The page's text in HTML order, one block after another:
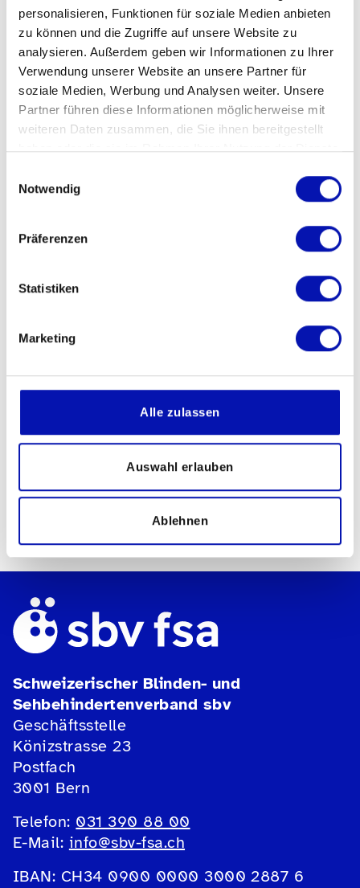
personalisieren, Funktionen für soziale Medien anbieten
zu können und die Zugriffe auf unsere Website zu
analysieren. Außerdem geben wir Informationen zu Ihrer
Verwendung unserer Website an unsere Partner für
soziale Medien, Werbung und Analysen weiter. Unsere
Partner führen diese Informationen möglicherweise mit
weiteren Daten zusammen, die Sie ihnen bereitgestellt
haben oder die sie im Rahmen Ihrer Nutzung der Dienste
Notwendig
Präferenzen
Statistiken
Marketing
Alle zulassen
Auswahl erlauben
Ablehnen
Aufstieg: 340 m / Abstieg 300 m
Wanderzeit: 4h 25 min.
Technik leicht, (Wanderweg).
Kondition mittel.
Leitung: Toni Niffenegger
Informationen
06.09.2025
Anmeldefrist
Veranstalter
Sektion Bern des SBV
Kontakt für Rückfragen
Toni Niffenegger
078 748 91 75
Schweizerischer Blinden- und
Sehbehindertenverband sbv
Geschäftsstelle
Könizstrasse 23
Postfach
3001 Bern
Telefon: 031 390 88 00
E-Mail: info@sbv-fsa.ch
IBAN: CH34 0900 0000 3000 2887 6